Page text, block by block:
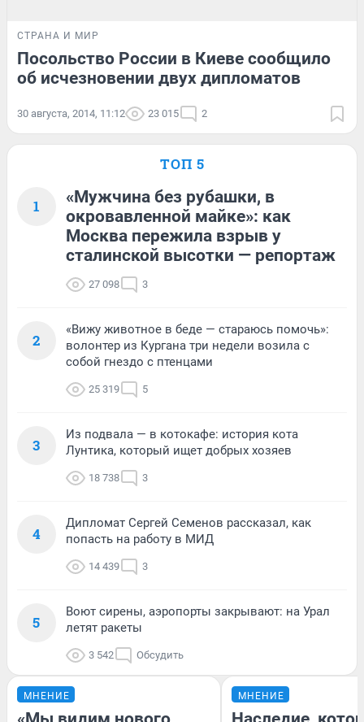
СТРАНА И МИР
Посольство России в Киеве сообщило
об исчезновении двух дипломатов
30 августа, 2014, 11:12 23 015 2
ТОП 5
1
«Мужчина без рубашки, в
окровавленной майке»: как
Москва пережила взрыв у
сталинской высотки — репортаж
27 098 3
2
«Вижу животное в беде — стараюсь помочь»:
волонтер из Кургана три недели возила с
собой гнездо с птенцами
25 319 5
3
Из подвала — в котокафе: история кота
Лунтика, который ищет добрых хозяев
18 738 3
4
Дипломат Сергей Семенов рассказал, как
попасть на работу в МИД
14 439 3
5
Воют сирены, аэропорты закрывают: на Урал
летят ракеты
3 542 Обсудить
МНЕНИЕ МНЕНИЕ